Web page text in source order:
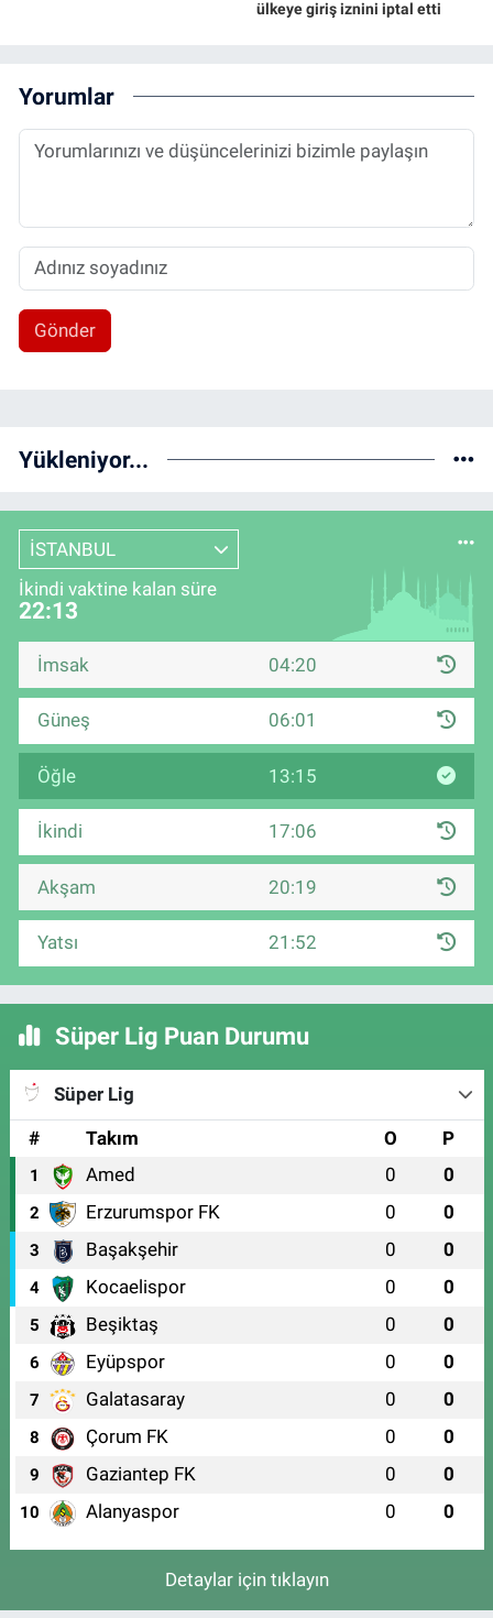
ülkeye giriş iznini iptal etti
Yorumlar
Gönder
Yükleniyor...
İSTANBUL
İkindi vaktine kalan süre
22:13
İmsak 04:20
Güneş 06:01
Öğle 13:15
İkindi 17:06
Akşam 20:19
Yatsı 21:52
Süper Lig Puan Durumu
Süper Lig
#
Takım O P
1 Amed 0 0
2 Erzurumspor FK 0 0
3 Başakşehir 0 0
4 Kocaelispor 0 0
5 Beşiktaş 0 0
6 Eyüpspor 0 0
7 Galatasaray 0 0
8 Çorum FK 0 0
9 Gaziantep FK 0 0
10 Alanyaspor 0 0
Detaylar için tıklayın